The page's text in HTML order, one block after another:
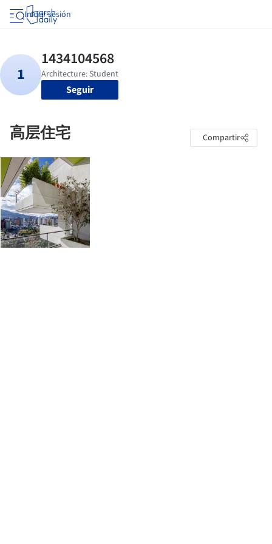
Iniciar sesión
Seguir
高层住宅 Compartir